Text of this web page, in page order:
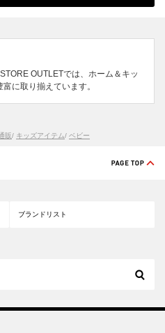
OUTLETでは、ホーム＆キッ
に取り揃えています。
販/ キッズアイテム/ ベビー
ブランドリスト